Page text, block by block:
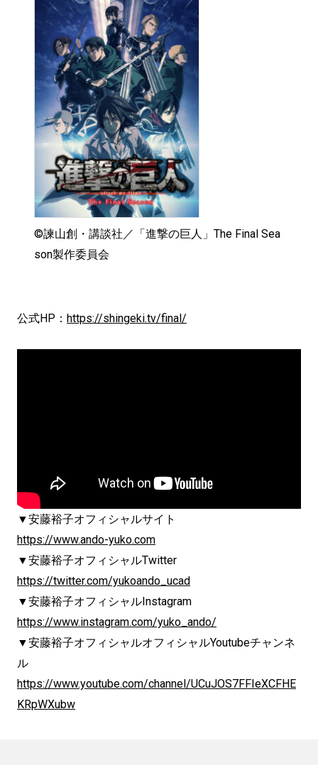
©諫山創・講談社／「進撃の巨人」The Final Sea
son製作委員会
公式HP： https://shingeki.tv/final/
▼安藤裕子オフィシャルサイト
https://www.ando-yuko.com
▼安藤裕子オフィシャルTwitter
https://twitter.com/yukoando_ucad
▼安藤裕子オフィシャルInstagram
https://www.instagram.com/yuko_ando/
▼安藤裕子オフィシャルオフィシャルYoutubeチャンネ
ル
https://www.youtube.com/channel/UCuJOS7FFIeXCFHE
KRpWXubw